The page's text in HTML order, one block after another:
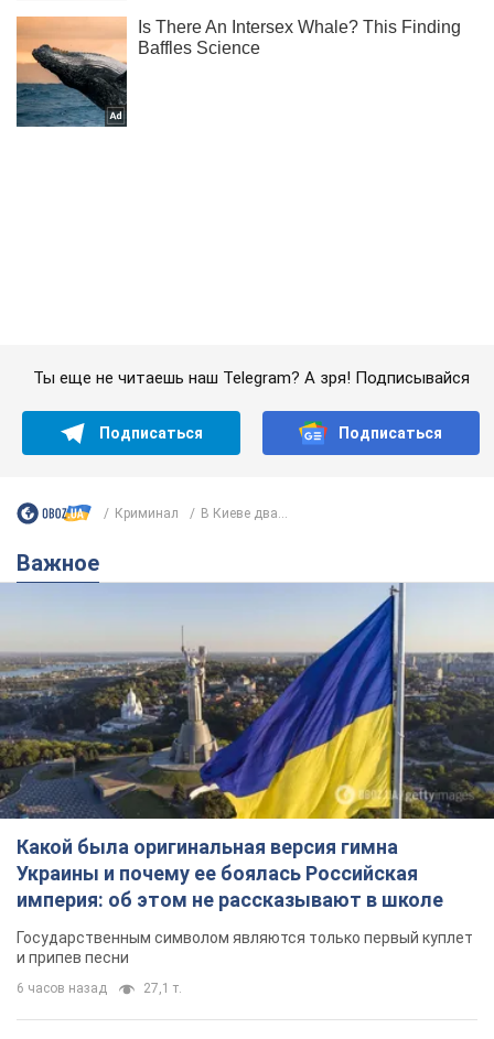
Какой была оригинальная версия гимна
Украины и почему ее боялась Российская
империя: об этом не рассказывают в школе
Государственным символом являются только первый куплет
и припев песни
6 часов назад 27,1 т.
Александру Пономареву – 53: что
известно о трех детях секс-
символа 90-х и как они выглядят
забывал о личном счастье